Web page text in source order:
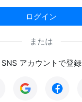
ログイン
または
SNS アカウントで登録